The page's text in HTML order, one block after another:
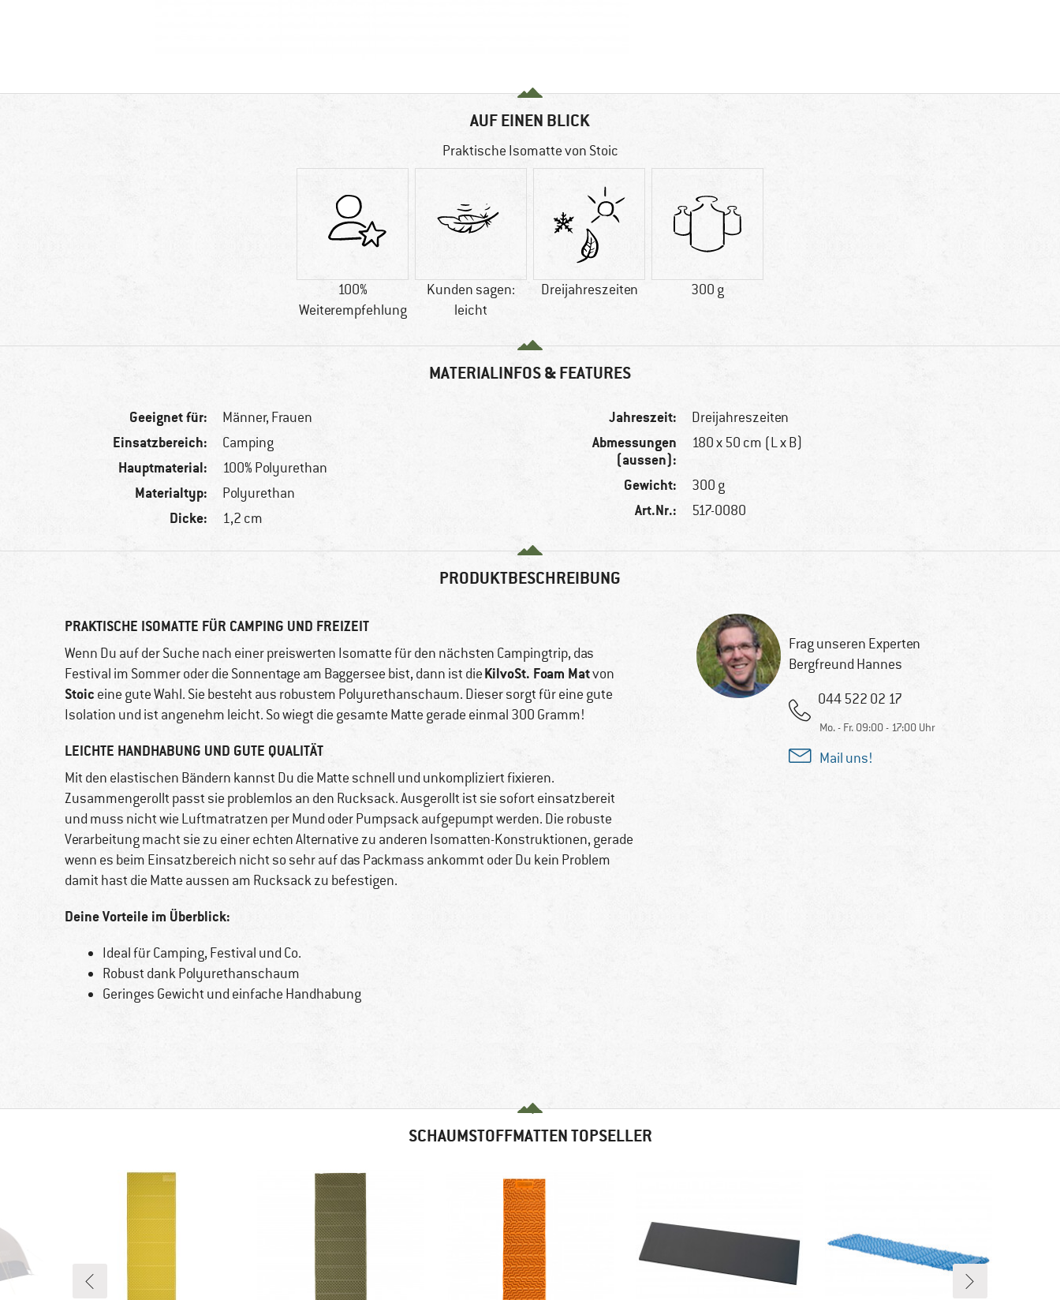
AUF EINEN BLICK
Praktische Isomatte von Stoic
100%
Weiterempfehlung
Kunden sagen:
leicht
Dreijahreszeiten 300 g
MATERIALINFOS & FEATURES
Geeignet für: Männer, Frauen
Einsatzbereich: Camping
Hauptmaterial: 100% Polyurethan
Materialtyp: Polyurethan
Dicke: 1,2 cm
Jahreszeit: Dreijahreszeiten
Abmessungen
(aussen):
180 x 50 cm (L x B)
Gewicht: 300 g
Art.Nr.: 517-0080
PRODUKTBESCHREIBUNG
PRAKTISCHE ISOMATTE FÜR CAMPING UND FREIZEIT
Wenn Du auf der Suche nach einer preiswerten Isomatte für den nächsten Campingtrip, das
Festival im Sommer oder die Sonnentage am Baggersee bist, dann ist dieKilvoSt. Foam Matvon
Stoic eine gute Wahl. Sie besteht aus robustem Polyurethanschaum. Dieser sorgt für eine gute
Isolation und ist angenehm leicht. So wiegt die gesamte Matte gerade einmal 300 Gramm!
LEICHTE HANDHABUNG UND GUTE QUALITÄT
Mit den elastischen Bändern kannst Du die Matte schnell und unkompliziert fixieren.
Zusammengerollt passt sie problemlos an den Rucksack. Ausgerollt ist sie sofort einsatzbereit
und muss nicht wie Luftmatratzen per Mund oder Pumpsack aufgepumpt werden. Die robuste
Verarbeitung macht sie zu einer echten Alternative zu anderen Isomatten-Konstruktionen, gerade
wenn es beim Einsatzbereich nicht so sehr auf das Packmass ankommt oder Du kein Problem
damit hast die Matte aussen am Rucksack zu befestigen.
Deine Vorteile im Überblick:
Ideal für Camping, Festival und Co.
Robust dank Polyurethanschaum
Geringes Gewicht und einfache Handhabung
Frag unseren Experten
Bergfreund Hannes
044 522 02 17
Mo. - Fr. 09:00 - 17:00 Uhr
Mail uns!
SCHAUMSTOFFMATTEN TOPSELLER